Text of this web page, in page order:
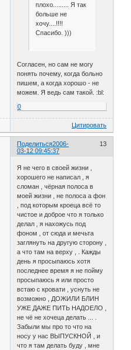
плохо......... Я так
больше не
хочу....!!!!
Спасибо. )))
Согласен, но сам не могу
понять почему, когда больно
пишем, а когда хорошо - не
можем. Я ведь сам такой. :bl:
0
Цитировать
Поделиться 13
2006-
03-12 09:45:37
Я не чего в своей жизни ,
хорошего не написал , я
сломан , чёрная полоса в
моей жизни , не полоса а фон
, под которым кроеца всё то
чистое и доброе что я только
делал , я нахожусь под
фоном , от сюда и мечьта
заглянуть на другую сторону ,
а что там на верху , . Кажды
день я просыпаюсь хотя
последнее время я не пойму
просыпаюсь я или просто
встаю с кровати , уснуть не
возможно , ДОЖИЛИ БЛИН
УЖЕ ДАЖЕ ПИТЬ НАДОЕЛО ,
не чё не хочеца делать ... .
Забыли мы про то что на
носу у нас ВЫПУСКНОЙ , и
что я там делать буду , мне